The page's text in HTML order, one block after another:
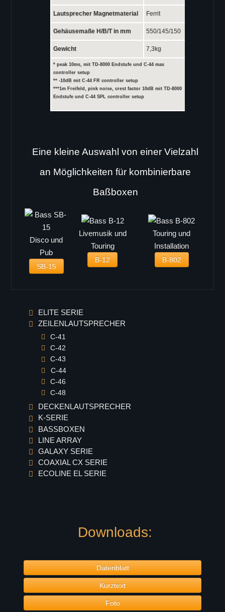
Lautsprecher Magnetmaterial Ferrit
Gehäusemaße H/B/T in mm 550/145/150
Gewicht 7,3kg
* peak 10ms, mit TD-8000 Endstufe und C-44 max
controller setup
** -10dB mit C-44 FR controller setup
***1m Freifeld, pink noise, crest factor 10dB mit TD-8000
Endstufe und C-44 SPL controller setup
Eine kleine Auswahl von einer Vielzahl
an Möglichkeiten für kombinierbare
Baßboxen
Disco und
Pub
SB-15
Livemusik und
Touring
B-12
Touring und
Installation
B-802
ELITE SERIE
ZEILENLAUTSPRECHER
C-41
C-42
C-43
C-44
C-46
C-48
DECKENLAUTSPRECHER
K-SERIE
BASSBOXEN
LINE ARRAY
GALAXY SERIE
COAXIAL CX SERIE
ECOLINE EL SERIE
Downloads:
Datenblatt
Kurztext
Foto